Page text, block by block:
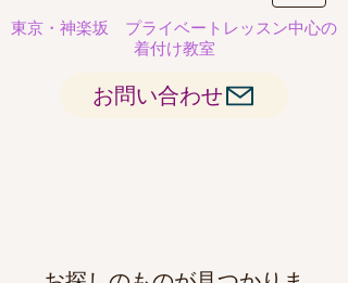
東京・神楽坂 プライベートレッスン中心の
着付け教室
お問い合わせ